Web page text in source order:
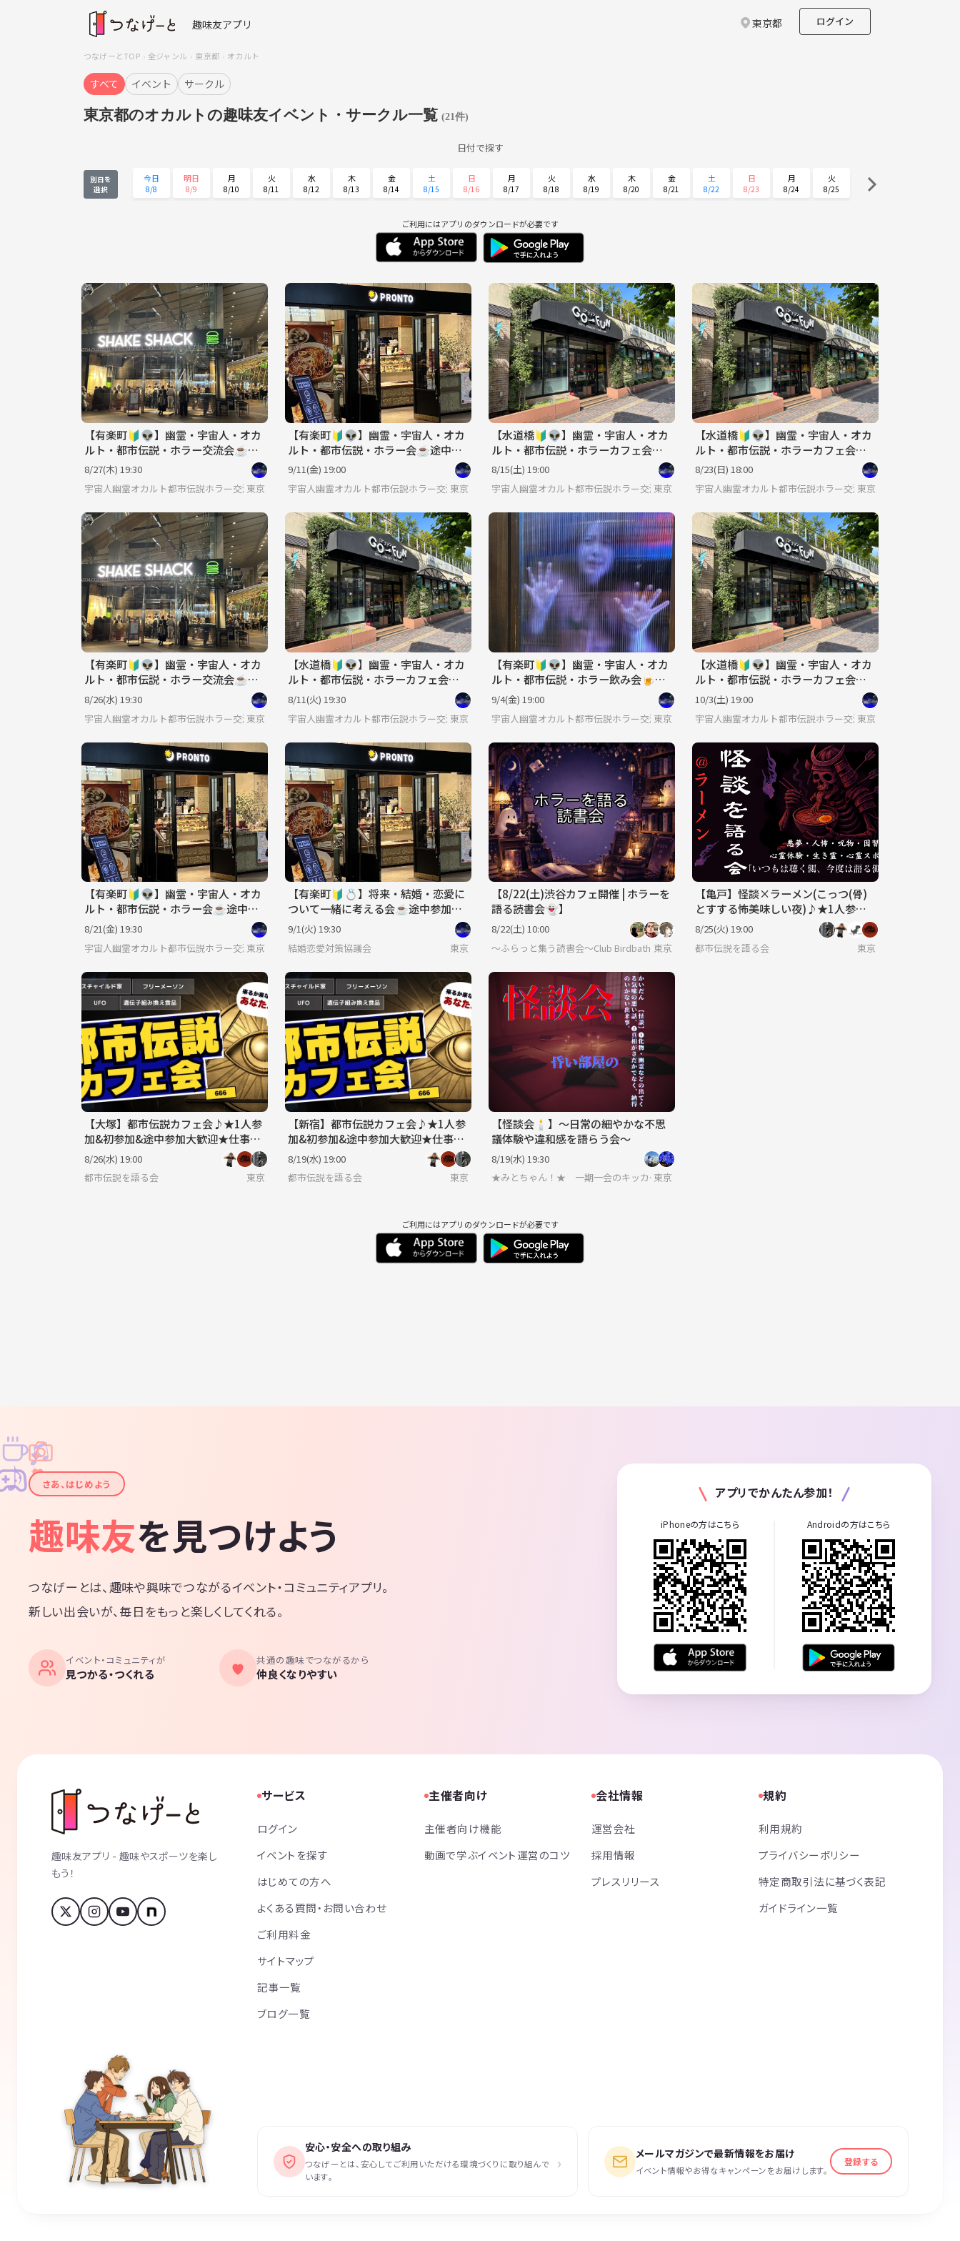
趣味友アプリ 東京都 ログイン
つなげーとTOP 全ジャンル 東京都 オカルト
すべて イベント サークル
東京都のオカルトの趣味友イベント・サークル一覧 (21件)
日付で探す
別日を
選択
今日
8/8
明日
8/9
月
8/10
火
8/11
水
8/12
木
8/13
金
8/14
土
8/15
日
8/16
月
8/17
火
8/18
水
8/19
木
8/20
金
8/21
土
8/22
日
8/23
月
8/24
火
8/25
9/2 9/3 9/4 9/5
ご利用にはアプリのダウンロードが必要です
【有楽町🔰👽】幽霊・宇宙人・オカ
ルト・都市伝説・ホラー交流会☕️途
中参加可♪
8/27(木) 19:30
宇宙人幽霊オカルト都市伝説ホラー交流会
東京
【有楽町🔰👽】幽霊・宇宙人・オカ
ルト・都市伝説・ホラー会☕️途中参
加可♪
9/11(金) 19:00
宇宙人幽霊オカルト都市伝説ホラー交流会
東京
【水道橋🔰👽】幽霊・宇宙人・オカ
ルト・都市伝説・ホラーカフェ会☕️
途中参加可♪屋内テラス席予定🪑
8/15(土) 19:00
宇宙人幽霊オカルト都市伝説ホラー交流会
東京
【水道橋🔰👽】幽霊・宇宙人・オカ
ルト・都市伝説・ホラーカフェ会☕️
途中参加可♪屋内テラス席予定🪑
8/23(日) 18:00
宇宙人幽霊オカルト都市伝説ホラー交流会
東京
【有楽町🔰👽】幽霊・宇宙人・オカ
ルト・都市伝説・ホラー交流会☕️途
中参加可♪
8/26(水) 19:30
宇宙人幽霊オカルト都市伝説ホラー交流会
東京
【水道橋🔰👽】幽霊・宇宙人・オカ
ルト・都市伝説・ホラーカフェ会☕️
途中参加可♪屋内テラス席予定🪑
8/11(火) 19:30
宇宙人幽霊オカルト都市伝説ホラー交流会
東京
【有楽町🔰👽】幽霊・宇宙人・オカ
ルト・都市伝説・ホラー飲み会🍺☕️
途中参加可♪
9/4(金) 19:00
宇宙人幽霊オカルト都市伝説ホラー交流会
東京
【水道橋🔰👽】幽霊・宇宙人・オカ
ルト・都市伝説・ホラーカフェ会☕️
途中参加可♪屋内テラス席予定🪑
10/3(土) 19:00
宇宙人幽霊オカルト都市伝説ホラー交流会
東京
【有楽町🔰👽】幽霊・宇宙人・オカ
ルト・都市伝説・ホラー会☕️途中参
加可♪
8/21(金) 19:30
宇宙人幽霊オカルト都市伝説ホラー交流会
東京
【有楽町🔰💍】将来・結婚・恋愛に
ついて一緒に考える会☕️途中参加可
♪20代〜40代✨
9/1(火) 19:30
結婚恋愛対策協議会
東京
【8/22(土)渋谷カフェ開催 | ホラーを
語る読書会👻】
8/22(土) 10:00
〜ふらっと集う読書会〜Club Birdbath 東京
【亀戸】怪談×ラーメン(こっつ(骨)
とすする怖美味しい夜)♪★1人参加&
初参加&途中参加大歓迎★ゾクっとす
るご縁を♪
8/25(火) 19:00
都市伝説を語る会
東京
【大塚】都市伝説カフェ会♪★1人参
加&初参加&途中参加大歓迎★仕事帰
りに楽しいご縁を♪毎回満員御礼★
出会い★交流会
8/26(水) 19:00
都市伝説を語る会
東京
【新宿】都市伝説カフェ会♪★1人参
加&初参加&途中参加大歓迎★仕事帰
りに楽しいご縁を♪毎回満員御礼★
出会い★交流会
8/19(水) 19:00
都市伝説を語る会
東京
【怪談会🕯️】〜日常の細やかな不思
議体験や違和感を語らう会〜
8/19(水) 19:30
★みとちゃん！★ 一期一会のキッカケを大切に
東京
ご利用にはアプリのダウンロードが必要です
✦
✦
✧
✧
♪
♫
さあ、はじめよう
趣味友を見つけよう
つなげーとは、趣味や興味でつながるイベント・コミュニティアプリ。
新しい出会いが、毎日をもっと楽しくしてくれる。
イベント・コミュニティが
見つかる・つくれる
共通の趣味でつながるから
仲良くなりやすい
アプリでかんたん参加！
iPhoneの方はこちら Androidの方はこちら
趣味友アプリ - 趣味やスポーツを楽し
もう！
サービス
ログイン
イベントを探す
はじめての方へ
よくある質問・お問い合わせ
ご利用料金
サイトマップ
記事一覧
ブログ一覧
主催者向け
主催者向け機能
動画で学ぶイベント運営のコツ
会社情報
運営会社
採用情報
プレスリリース
規約
利用規約
プライバシーポリシー
特定商取引法に基づく表記
ガイドライン一覧
安心・安全への取り組み
つなげーとは、安心してご利用いただける環境づくりに取り組んで
います。
› メールマガジンで最新情報をお届け
イベント情報やお得なキャンペーンをお届けします。
登録する